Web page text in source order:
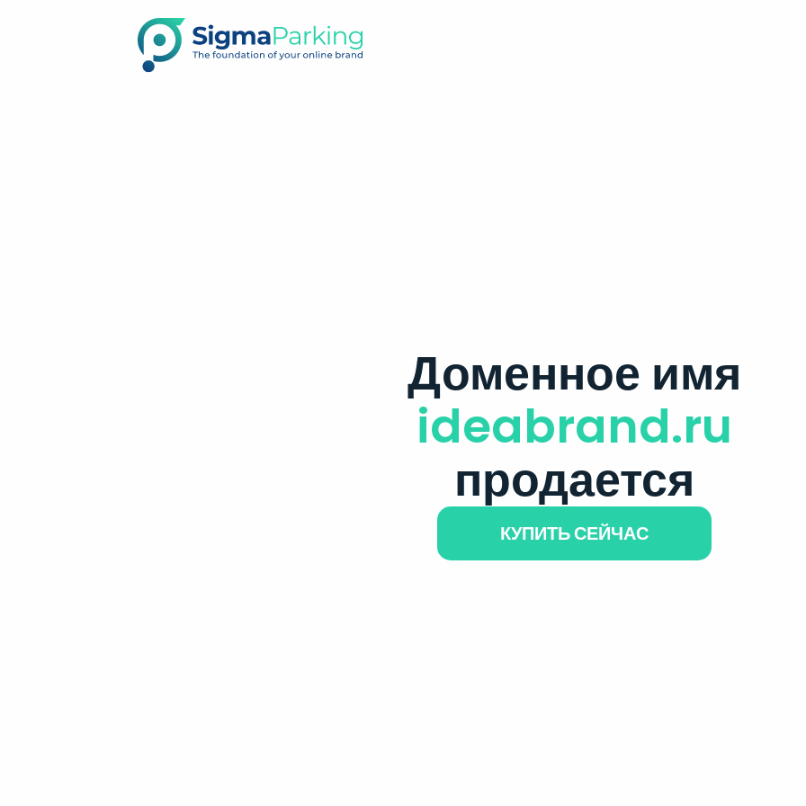
Доменное имя
ideabrand.ru
продается
КУПИТЬ СЕЙЧАС